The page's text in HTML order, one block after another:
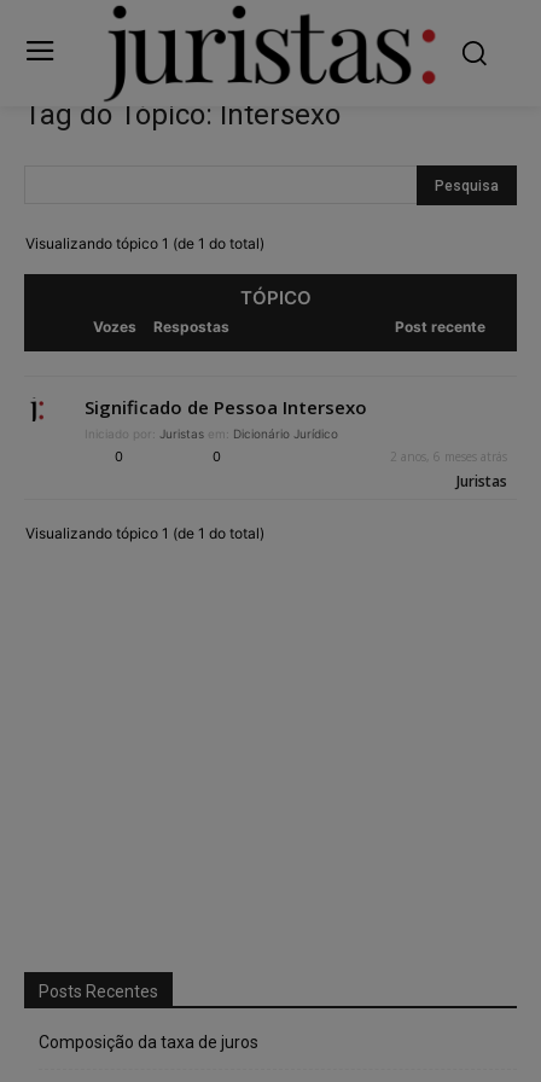
Tag do Tópico: Intersexo
Visualizando tópico 1 (de 1 do total)
TÓPICO
Vozes Respostas Post recente
Significado de Pessoa Intersexo
Iniciado por: Juristas em: Dicionário Jurídico
0 0 2 anos, 6 meses atrás
Juristas
Visualizando tópico 1 (de 1 do total)
Posts Recentes
Composição da taxa de juros